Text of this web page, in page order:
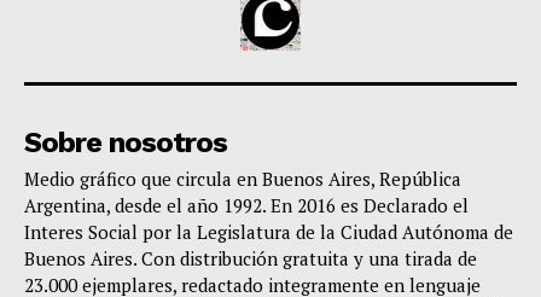
Sobre nosotros
Medio gráfico que circula en Buenos Aires, República
Argentina, desde el año 1992. En 2016 es Declarado el
Interes Social por la Legislatura de la Ciudad Autónoma de
Buenos Aires. Con distribución gratuita y una tirada de
23.000 ejemplares, redactado integramente en lenguaje